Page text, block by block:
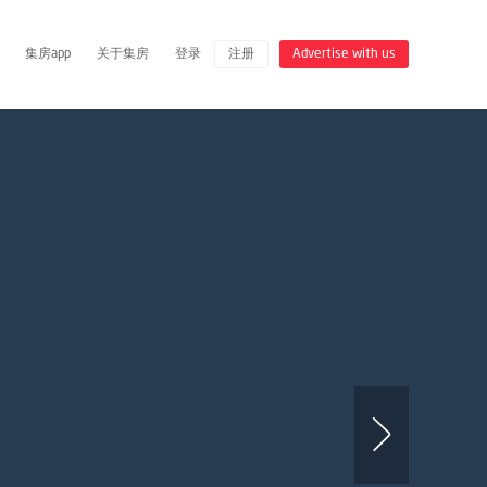
集房app 关于集房 登录 注册 Advertise with us